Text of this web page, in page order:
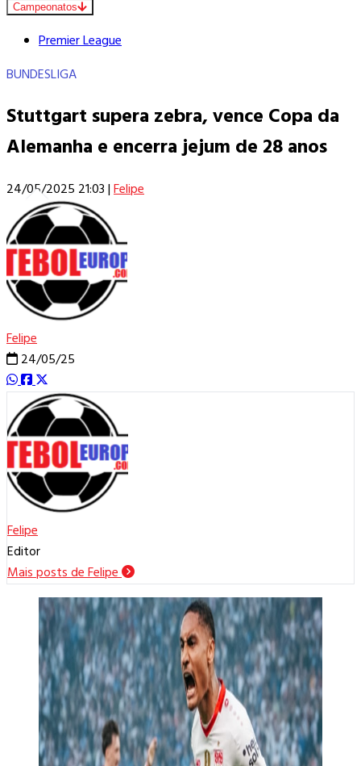
Campeonatos
Premier League
BUNDESLIGA
Stuttgart supera zebra, vence Copa da
Alemanha e encerra jejum de 28 anos
24/05/2025 21:03|Felipe
Felipe
24/05/25
Felipe
Editor
Mais posts de Felipe